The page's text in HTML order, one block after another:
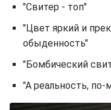
"Свитер - топ"
"Цвет яркий и
обыденность"
"Бомбический
"А реальность, по-